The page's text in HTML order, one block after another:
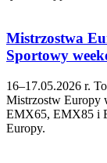
Mistrzostwa
Sportowy
16–17.05.2026 r.
Mistrzostw Europy
EMX65, EMX85 i
Europy.